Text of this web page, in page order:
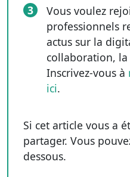
3
Vous voulez
professionnels
actus sur la
collaboration,
Inscrivez-vous à
ici.
Si cet article vous a
partager. Vous
dessous.